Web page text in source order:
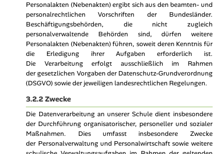
Personalakten (Nebenakten) ergibt sich aus den beamten- und
personalrechtlichen Vorschriften der Bundesländer.
Beschäftigungsbehörden, die nicht zugleich
personalverwaltende Behörden sind, dürfen weitere
Personalakten (Nebenakten) führen, soweit deren Kenntnis für
die Erledigung ihrer Aufgaben erforderlich ist.
Die Verarbeitung erfolgt ausschließlich im Rahmen
der gesetzlichen Vorgaben der Datenschutz-Grundverordnung
(DSGVO) sowie der jeweiligen landesrechtlichen Regelungen.
3.2.2 Zwecke
Die Datenverarbeitung an unserer Schule dient insbesondere
der Durchführung organisatorischer, personeller und sozialer
Maßnahmen. Dies umfasst insbesondere Zwecke
der Personalverwaltung und Personalwirtschaft sowie weitere